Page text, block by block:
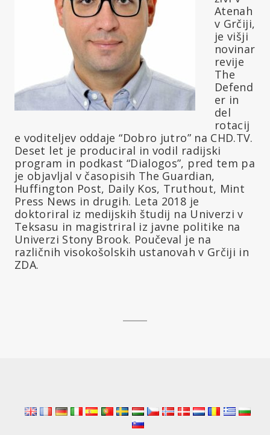
Atenah
v Grčiji,
je višji
novinar
revije
The
Defend
er in
del
rotacij
e voditeljev oddaje “Dobro jutro” na CHD.TV.
Deset let je produciral in vodil radijski
program in podkast “Dialogos”, pred tem pa
je objavljal v časopisih The Guardian,
Huffington Post, Daily Kos, Truthout, Mint
Press News in drugih. Leta 2018 je
doktoriral iz medijskih študij na Univerzi v
Teksasu in magistriral iz javne politike na
Univerzi Stony Brook. Poučeval je na
različnih visokošolskih ustanovah v Grčiji in
ZDA.